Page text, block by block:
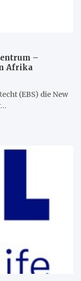
–
Afrika
(EBS) die New